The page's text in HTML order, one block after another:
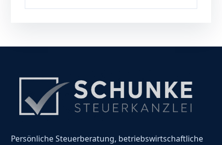
Persönliche Steuerberatung, betriebswirtschaftliche